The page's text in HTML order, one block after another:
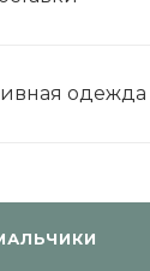
одежда